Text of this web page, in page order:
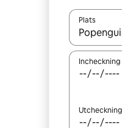
Plats
När
Incheckning
Utcheckning